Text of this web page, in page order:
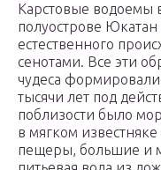
Карстовые водоемы
полуострове Юкатан
естественного
сенотами. Все эти
чудеса
тысячи лет под
поблизости было
в мягком
пещеры, большие и